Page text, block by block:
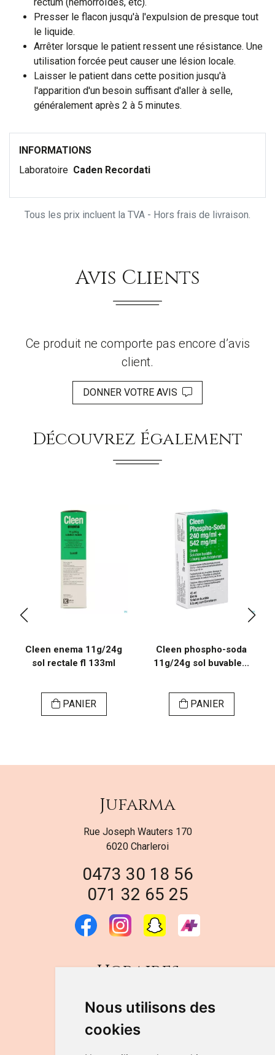
Nous utilisons des
cookies
Presser le flacon jusqu'à l'expulsion de presque tout
le liquide.
Arrêter lorsque le patient ressent une résistance. Une
utilisation forcée peut causer une lésion locale.
Laisser le patient dans cette position jusqu'à
l'apparition d'un besoin suffisant d'aller à selle,
généralement après 2 à 5 minutes.
INFORMATIONS
Laboratoire Caden Recordati
Tous les prix incluent la TVA - Hors frais de livraison.
Avis Clients
Ce produit ne comporte pas encore d’avis
client.
DONNER VOTRE AVIS
Découvrez Également
Cleen enema 11g/24g
sol rectale fl 133ml
PANIER
Cleen phospho-soda
11g/24g sol buvable...
PANIER
Jufarma
Rue Joseph Wauters 170
6020 Charleroi
0473 30 18 56
071 32 65 25
Horaires
DU LUNDI AU VENDREDI
de 9h à 12h30 et de 14h à 18h
LE SAMEDI
de 9h à 12h30